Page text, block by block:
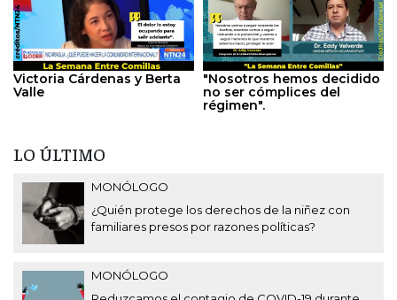
Victoria Cárdenas y Berta
Valle
"Nosotros hemos decidido
no ser cómplices del
régimen".
LO ÚLTIMO
MONÓLOGO
¿Quién protege los derechos de la niñez con
familiares presos por razones políticas?
MONÓLOGO